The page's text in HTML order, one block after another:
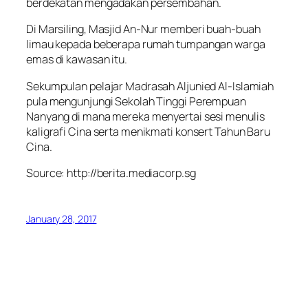
Di Marsiling, Masjid An-Nur memberi buah-buah
limau kepada beberapa rumah tumpangan warga
emas di kawasan itu.
Sekumpulan pelajar Madrasah Aljunied Al-Islamiah
pula mengunjungi Sekolah Tinggi Perempuan
Nanyang di mana mereka menyertai sesi menulis
kaligrafi Cina serta menikmati konsert Tahun Baru
Cina.
Source: http://berita.mediacorp.sg
January 28, 2017